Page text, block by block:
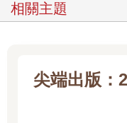
相關主題
尖端出版：